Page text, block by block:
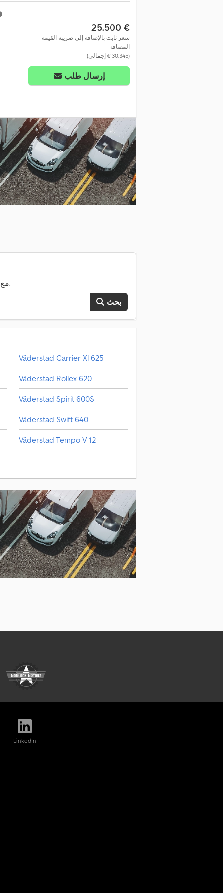
‏25.500 €
سعر ثابت بالإضافة إلى ضريبة القيمة
المضافة
(‏30.345 € إجمالي)
إرسال طلب
ابحث الآن في كامل TruckScout24 مع أكثر من 120.000 مركبة مستعملة.
بحث
Väderstad Carrier Xl 625
Väderstad Rollex 620
Väderstad Spirit 600S
Väderstad Swift 640
Väderstad Tempo V 12
Väderstad Topdown 700
LinkedIn